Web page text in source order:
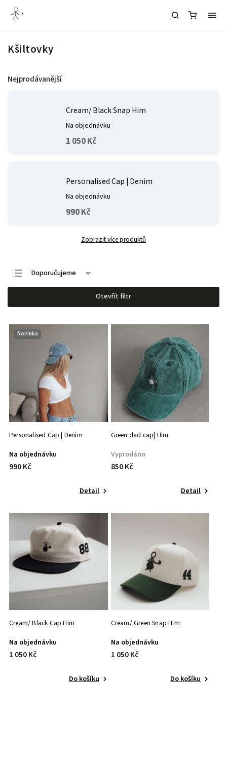
Kšiltovky
Nejprodávanější
Cream/ Black Snap Him
Na objednávku
1 050 Kč
Personalised Cap | Denim
Na objednávku
990 Kč
Zobrazit více produktů
Doporučujeme
Nejlevnější
Nejdražší
Nejprodávanější
Abecedně
Otevřít filtr
Novinka
Personalised Cap | Denim
Na objednávku
990 Kč
Detail
Green dad cap| Him
Vyprodáno
850 Kč
Detail
Cream/ Black Cap Him
Na objednávku
1 050 Kč
Do košíku
Cream/ Green Snap Him
Na objednávku
1 050 Kč
Do košíku